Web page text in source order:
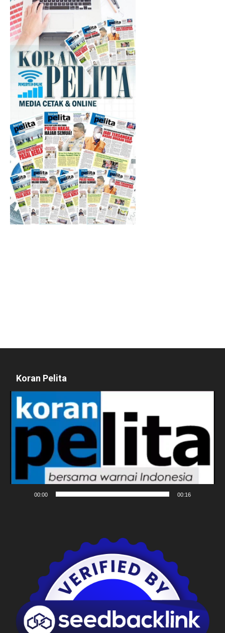
Koran Pelita
Pemutar
Video
00:00 00:16